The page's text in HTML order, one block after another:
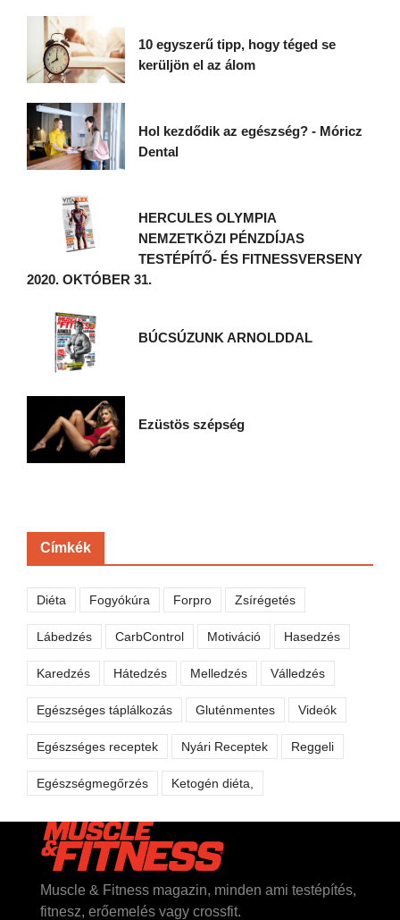
10 egyszerű tipp, hogy téged se
kerüljön el az álom
Hol kezdődik az egészség? - Móricz
Dental
HERCULES OLYMPIA
NEMZETKÖZI PÉNZDÍJAS
TESTÉPÍTŐ- ÉS FITNESSVERSENY
2020. OKTÓBER 31.
BÚCSÚZUNK ARNOLDDAL
Ezüstös szépség
Címkék
Diéta Fogyókúra Forpro Zsírégetés
Lábedzés CarbControl Motiváció Hasedzés
Karedzés Hátedzés Melledzés Válledzés
Egészséges táplálkozás Gluténmentes Videók
Egészséges receptek Nyári Receptek Reggeli
Egészségmegőrzés Ketogén diéta,
Muscle & Fitness magazin, minden ami testépítés,
fitnesz, erőemelés vagy crossfit.